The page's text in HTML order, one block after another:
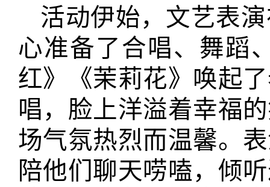
活动伊始，文艺表
心准备了合唱、舞蹈
红》《茉莉花》唤起
唱，脸上洋溢着幸福
场气氛热烈而温馨。
陪他们聊天唠嗑，倾